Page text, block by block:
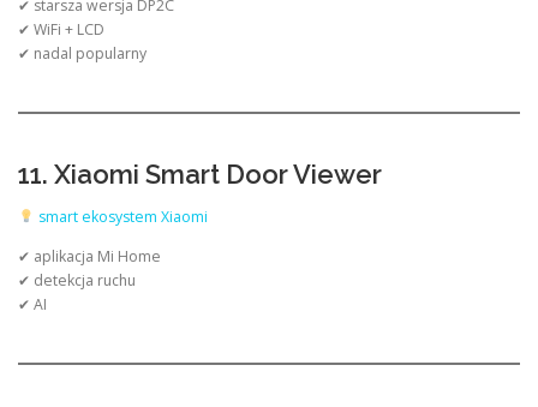
✔ starsza wersja DP2C
✔ WiFi + LCD
✔ nadal popularny
11. Xiaomi Smart Door Viewer
smart ekosystem Xiaomi
✔ aplikacja Mi Home
✔ detekcja ruchu
✔ AI